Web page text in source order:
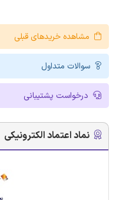
مشاهده خریدهای قبلی
سوالات متداول
درخواست پشتیبانی
نماد اعتماد الکترونیکی